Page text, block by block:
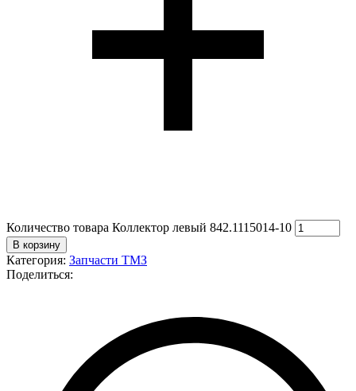
Количество товара Коллектор левый 842.1115014-10
В корзину
Категория: Запчасти ТМЗ
Поделиться: